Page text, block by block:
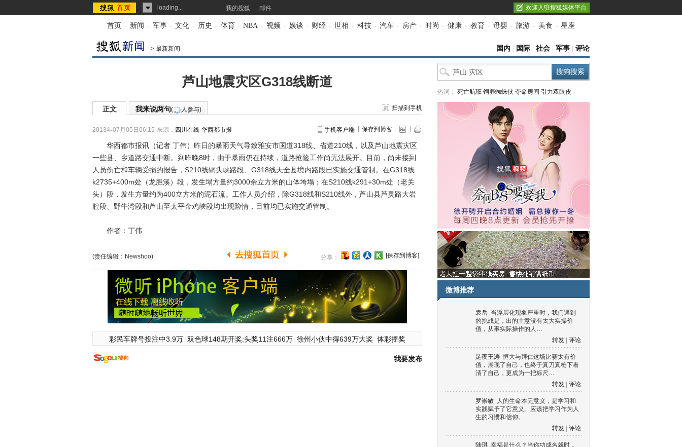
loading... 我的搜狐 邮件 欢迎入驻搜狐媒体平台
首页 - 新闻 - 军事 - 文化 - 历史 - 体育 - NBA - 视频 - 娱谈 - 财经 - 世相 - 科技 - 汽车 - 房产 - 时尚 - 健康 - 教育 - 母婴 - 旅游 - 美食 - 星座
> 最新新闻 国内 国际 社会 军事 评论
芦山地震灾区G318线断道
正文 我来说两句( 人参与) 扫描到手机
2013年07月05日06:15 来源： 四川在线-华西都市报 手机客户端 保存到博客
华西都市报讯（记者 丁伟）昨日的暴雨天气导致雅安市国道318线、省道210线，以及芦山地震灾区
一些县、乡道路交通中断。到昨晚8时，由于暴雨仍在持续，道路抢险工作尚无法展开。目前，尚未接到
人员伤亡和车辆受损的报告，S210线铜头峡路段、G318线天全县境内路段已实施交通管制。在G318线
k2735+400m处（龙胆溪）段，发生塌方量约3000余立方米的山体垮塌；在S210线k291+30m处（老关
头）段，发生方量约为400立方米的泥石流。工作人员介绍，除G318线和S210线外，芦山县芦灵路大岩
腔段、野牛湾段和芦山至太平金鸡峡段均出现险情，目前均已实施交通管制。
作者：丁伟
(责任编辑：Newshoo) 分享： [保存到博客]
彩民车牌号投注中3.9万 双色球148期开奖:头奖11注666万 徐州小伙中得639万大奖 体彩摇奖
我要发布
热词： 死亡航班 饲养蜘蛛侠 夺命房间 引力双眼皮
微博推荐
袁岳 当浮层化现象严重时，我们遇到
的挑战是，出的主意没有太大实操价
值，从事实际操作的人…
转发
评论
足夜王涛 恒大与拜仁这场比赛太有价
值，展现了自己，也终于真刀真枪下看
清了自己，更成为一把标尺…
转发
评论
罗崇敏 人的生命本无意义，是学习和
实践赋予了它意义。应该把学习作为人
生的习惯和信仰。
转发
评论
陆琪 幸福是什么？当你功成名就时，